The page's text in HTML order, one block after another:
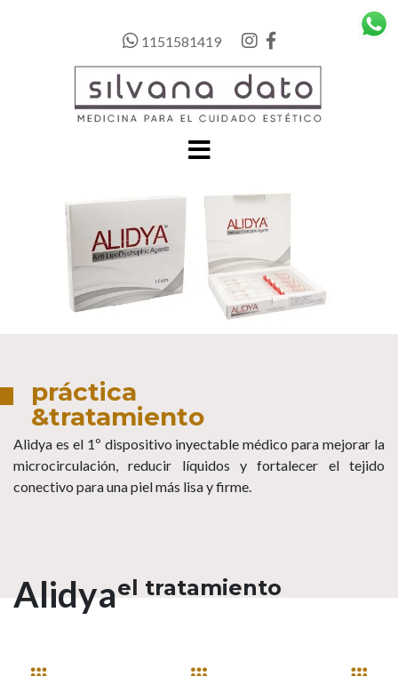
1151581419
práctica
&tratamiento
Alidya es el 1º dispositivo inyectable médico para mejorar la
microcirculación, reducir líquidos y fortalecer el tejido
conectivo para una piel más lisa y firme.
el tratamiento
Alidya